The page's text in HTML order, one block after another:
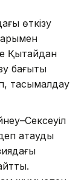
өткізу
Қытайдан
бағыты
тасымалдау
атауды